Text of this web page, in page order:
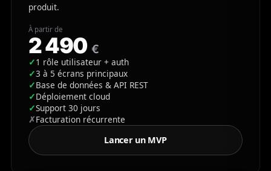
produit.
À partir de
2 490 €
✓1 rôle utilisateur + auth
✓3 à 5 écrans principaux
✓Base de données & API REST
✓Déploiement cloud
✓Support 30 jours
✗Facturation récurrente
Lancer un MVP